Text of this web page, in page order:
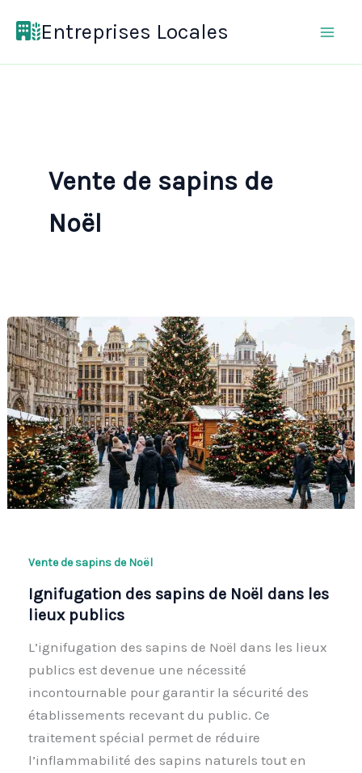
Entreprises Locales
Vente de sapins de
Noël
Vente de sapins de Noël
Ignifugation des sapins de Noël dans les
lieux publics
L’ignifugation des sapins de Noël dans les lieux
publics est devenue une nécessité
incontournable pour garantir la sécurité des
établissements recevant du public. Ce
traitement spécial permet de réduire
l’inflammabilité des sapins naturels tout en